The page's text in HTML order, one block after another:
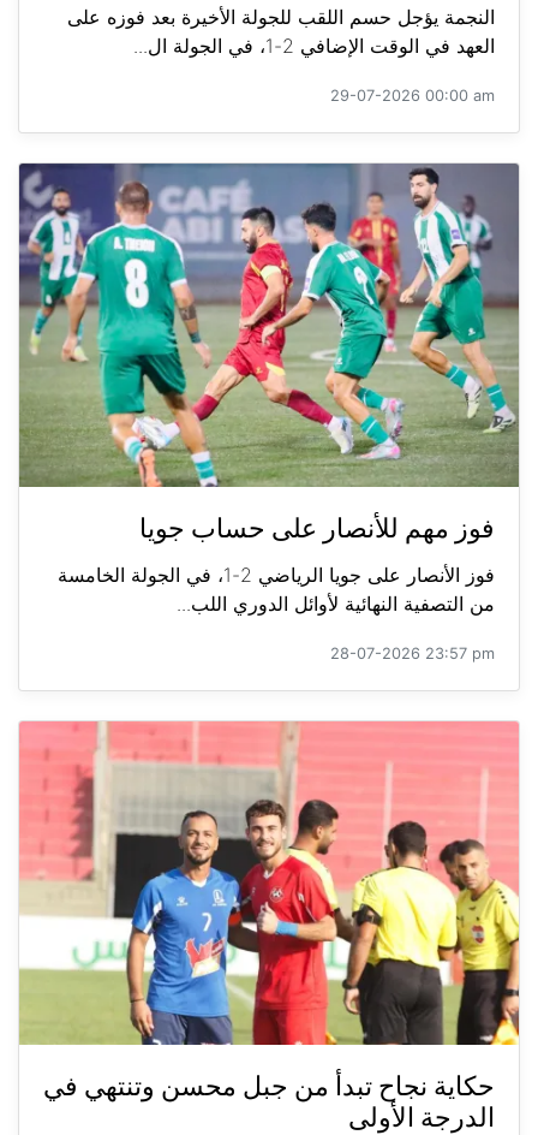
النجمة يؤجل حسم اللقب للجولة الأخيرة بعد فوزه على
العهد في الوقت الإضافي 2-1، في الجولة ال...
29-07-2026 00:00 am
فوز مهم للأنصار على حساب جويا
فوز الأنصار على جويا الرياضي 2-1، في الجولة الخامسة
من التصفية النهائية لأوائل الدوري اللب...
28-07-2026 23:57 pm
حكاية نجاح تبدأ من جبل محسن وتنتهي في
الدرجة الأولى